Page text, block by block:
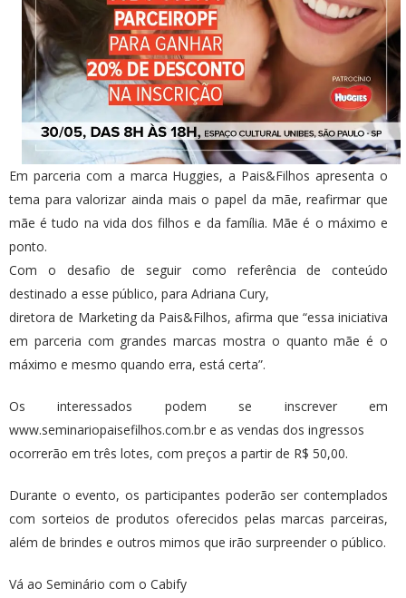
Em parceria com a marca Huggies, a Pais&Filhos ​apresenta o
tema para valorizar ainda mais o papel da mãe, reafirmar que
mãe é tudo na vida dos filhos e da família. Mãe é o máximo e
ponto.
Com o desafio de seguir como referência de conteúdo
destinado a esse público, para Adriana Cury,
diretora de Marketing da Pais&Filhos, ​afirma que ​“essa iniciativa
em parceria com grandes marcas mostra o quanto mãe é o
máximo e mesmo quando erra, está certa”.
Os interessados podem se inscrever em
www.seminariopaisefilhos.com.br e as vendas dos ingressos
ocorrerão em três lotes, com preços a partir de R$ 50,00.
Durante o evento, os participantes poderão ser contemplados
com sorteios de produtos oferecidos pelas marcas parceiras,
além de brindes e outros mimos que irão surpreender o público.
Vá ao Seminário com o Cabify